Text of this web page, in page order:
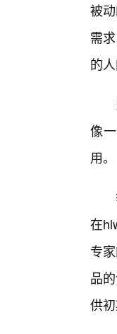
被
需
的
像
用。
在
专
品
供